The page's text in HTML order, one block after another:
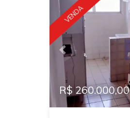
Previous
VENDA
R$ 260.000,00